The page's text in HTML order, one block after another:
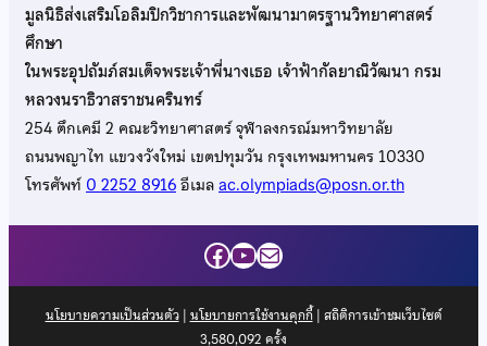
มูลนิธิส่งเสริมโอลิมปิกวิชาการและพัฒนามาตรฐานวิทยาศาสตร์
ศึกษา
ในพระอุปถัมภ์สมเด็จพระเจ้าพี่นางเธอ เจ้าฟ้ากัลยาณิวัฒนา กรม
หลวงนราธิวาสราชนครินทร์
254 ตึกเคมี 2 คณะวิทยาศาสตร์ จุฬาลงกรณ์มหาวิทยาลัย
ถนนพญาไท แขวงวังใหม่ เขตปทุมวัน กรุงเทพมหานคร 10330
โทรศัพท์0 2252 8916อีเมลac.olympiads@posn.or.th
Facebook
YouTube
Mail
นโยบายความเป็นส่วนตัว| นโยบายการใช้งานคุกกี้| สถิติการเข้าชมเว็บไซต์
3,580,092 ครั้ง